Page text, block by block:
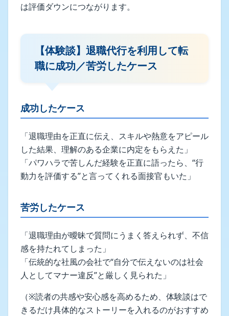
は評価ダウンにつながります。
【体験談】退職代行を利用して転
職に成功／苦労したケース
成功したケース
「退職理由を正直に伝え、スキルや熱意をアピール
した結果、理解のある企業に内定をもらえた」
「パワハラで苦しんだ経験を正直に語ったら、“行
動力を評価する”と言ってくれる面接官もいた」
苦労したケース
「退職理由が曖昧で質問にうまく答えられず、不信
感を持たれてしまった」
「伝統的な社風の会社で“自分で伝えないのは社会
人としてマナー違反”と厳しく見られた」
（※読者の共感や安心感を高めるため、体験談はで
きるだけ具体的なストーリーを入れるのがおすすめ